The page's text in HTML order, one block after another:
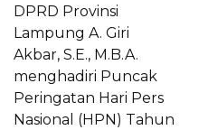
DPRD Provinsi
Lampung A. Giri
Akbar, S.E., M.B.A.
menghadiri Puncak
Peringatan Hari Pers
Nasional (HPN) Tahun